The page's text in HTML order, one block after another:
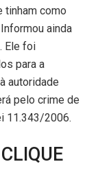
tinham como
ainda
Ele foi
para a
autoridade
pelo crime de
11.343/2006.